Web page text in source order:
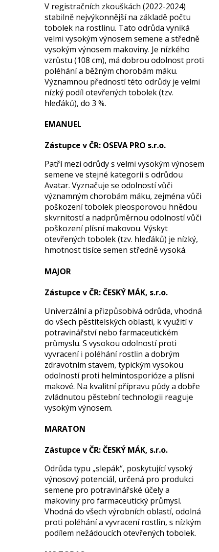
V registračních zkouškách (2022-2024)
stabilně nejvýkonnější na základě počtu
tobolek na rostlinu. Tato odrůda vyniká
velmi vysokým výnosem semene a středně
vysokým výnosem makoviny. Je nízkého
vzrůstu (108 cm), má dobrou odolnost proti
poléhání a běžným chorobám máku.
Významnou předností této odrůdy je velmi
nízký podíl otevřených tobolek (tzv.
hleďáků), do 3 %.
EMANUEL
Zástupce v ČR: OSEVA PRO s.r.o.
Patří mezi odrůdy s velmi vysokým výnosem
semene ve stejné kategorii s odrůdou
Avatar. Vyznačuje se odolností vůči
významným chorobám máku, zejména vůči
poškození tobolek pleosporovou hnědou
skvrnitostí a nadprůměrnou odolností vůči
poškození plísní makovou. Výskyt
otevřených tobolek (tzv. hleďáků) je nízký,
hmotnost tisíce semen středně vysoká.
MAJOR
Zástupce v ČR: ČESKÝ MÁK, s.r.o.
Univerzální a přizpůsobivá odrůda, vhodná
do všech pěstitelských oblastí, k využití v
potravinářství nebo farmaceutickém
průmyslu. S vysokou odolností proti
vyvracení i poléhání rostlin a dobrým
zdravotním stavem, typickým vysokou
odolností proti helmintosporióze a plísni
makové. Na kvalitní přípravu půdy a dobře
zvládnutou pěstební technologii reaguje
vysokým výnosem.
MARATON
Zástupce v ČR: ČESKÝ MÁK, s.r.o.
Odrůda typu „slepák“, poskytující vysoký
výnosový potenciál, určená pro produkci
semene pro potravinářské účely a
makoviny pro farmaceutický průmysl.
Vhodná do všech výrobních oblastí, odolná
proti poléhání a vyvracení rostlin, s nízkým
podílem nežádoucích otevřených tobolek.